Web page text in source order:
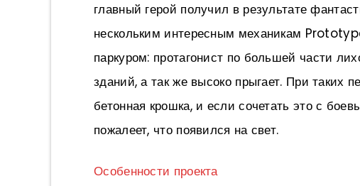
главный герой получил в результате
нескольким интересным механикам
паркуром: протагонист по большей части
зданий, а так же высоко прыгает. При таких
бетонная крошка, и если сочетать это с
пожалеет, что появился на свет.
Особенности проекта